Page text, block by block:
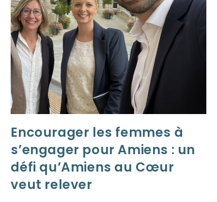
Encourager les femmes à
s’engager pour Amiens : un
défi qu’Amiens au Cœur
veut relever